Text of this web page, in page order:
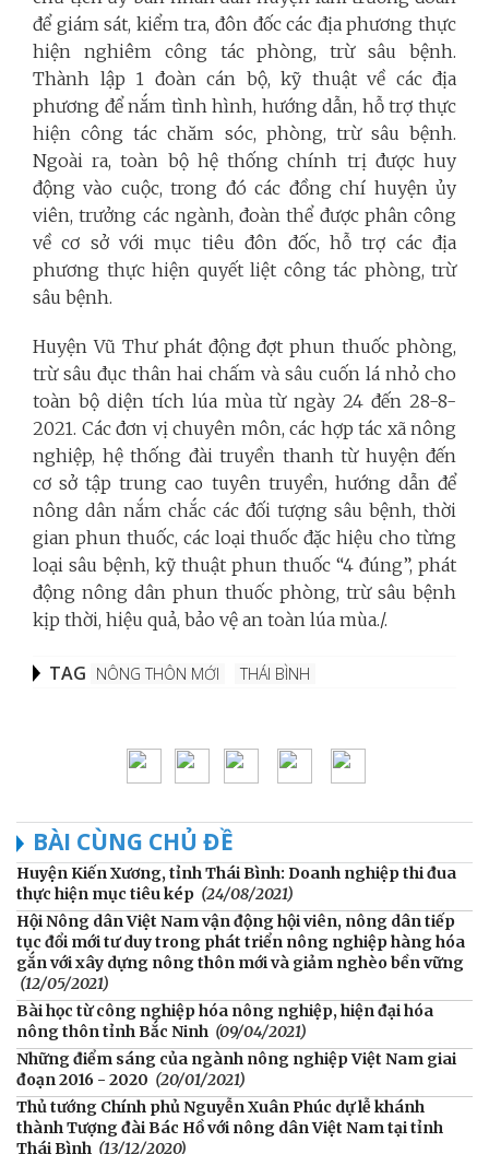
để giám sát, kiểm tra, đôn đốc các địa phương thực
hiện nghiêm công tác phòng, trừ sâu bệnh.
Thành lập 1 đoàn cán bộ, kỹ thuật về các địa
phương để nắm tình hình, hướng dẫn, hỗ trợ thực
hiện công tác chăm sóc, phòng, trừ sâu bệnh.
Ngoài ra, toàn bộ hệ thống chính trị được huy
động vào cuộc, trong đó các đồng chí huyện ủy
viên, trưởng các ngành, đoàn thể được phân công
về cơ sở với mục tiêu đôn đốc, hỗ trợ các địa
phương thực hiện quyết liệt công tác phòng, trừ
sâu bệnh.
Huyện Vũ Thư phát động đợt phun thuốc phòng,
trừ sâu đục thân hai chấm và sâu cuốn lá nhỏ cho
toàn bộ diện tích lúa mùa từ ngày 24 đến 28-8-
2021. Các đơn vị chuyên môn, các hợp tác xã nông
nghiệp, hệ thống đài truyền thanh từ huyện đến
cơ sở tập trung cao tuyên truyền, hướng dẫn để
nông dân nắm chắc các đối tượng sâu bệnh, thời
gian phun thuốc, các loại thuốc đặc hiệu cho từng
loại sâu bệnh, kỹ thuật phun thuốc “4 đúng”, phát
động nông dân phun thuốc phòng, trừ sâu bệnh
kịp thời, hiệu quả, bảo vệ an toàn lúa mùa./.
TAG NÔNG THÔN MỚI THÁI BÌNH
BÀI CÙNG CHỦ ĐỀ
Huyện Kiến Xương, tỉnh Thái Bình: Doanh nghiệp thi đua
thực hiện mục tiêu kép (24/08/2021)
Hội Nông dân Việt Nam vận động hội viên, nông dân tiếp
tục đổi mới tư duy trong phát triển nông nghiệp hàng hóa
gắn với xây dựng nông thôn mới và giảm nghèo bền vững
(12/05/2021)
Bài học từ công nghiệp hóa nông nghiệp, hiện đại hóa
nông thôn tỉnh Bắc Ninh (09/04/2021)
Những điểm sáng của ngành nông nghiệp Việt Nam giai
đoạn 2016 - 2020 (20/01/2021)
Thủ tướng Chính phủ Nguyễn Xuân Phúc dự lễ khánh
thành Tượng đài Bác Hồ với nông dân Việt Nam tại tỉnh
Thái Bình (13/12/2020)